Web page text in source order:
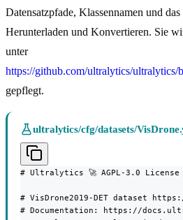
Datensatzpfade, Klassennamen und
Herunterladen und Konvertieren. Sie
unter
https://github.com/ultralytics/
gepflegt.
ultralytics/cfg/datasets/
# Ultralytics 🚀 AGPL-3.0
# VisDrone2019-DET dataset
# Documentation: https://